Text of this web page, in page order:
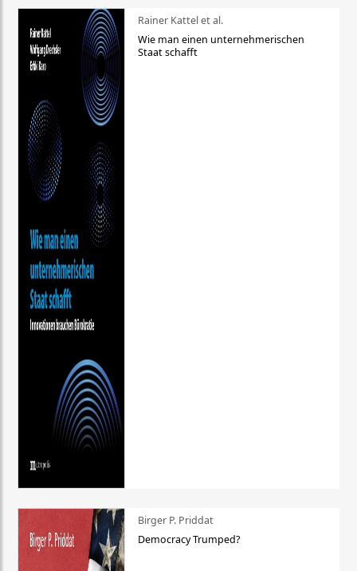
Rainer Kattel et al.
Wie man einen unternehmerischen
Staat schafft
Birger P. Priddat
Democracy Trumped?